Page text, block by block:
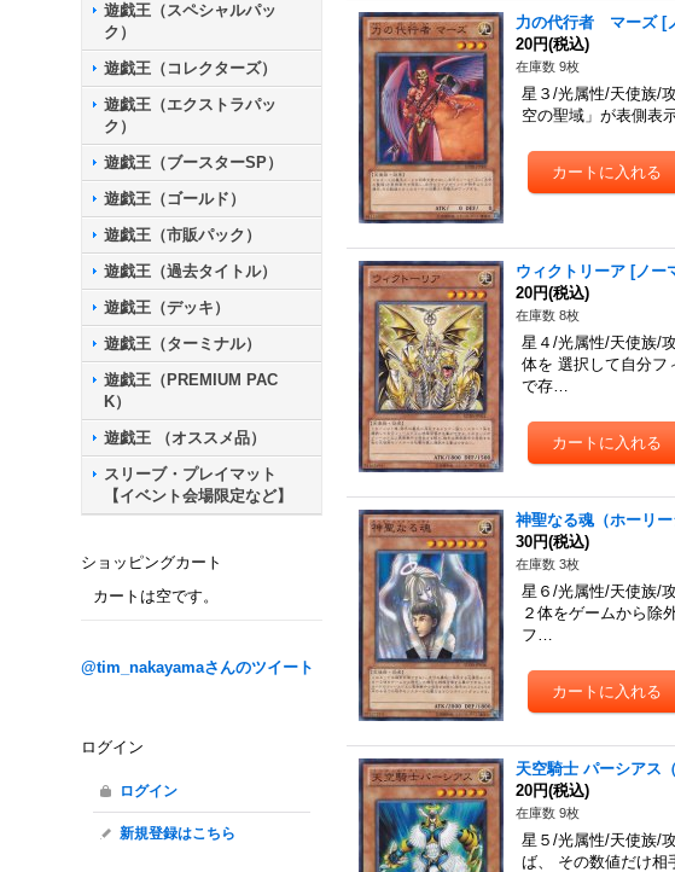
遊戯王（スペシャルパッ
ク）
遊戯王（コレクターズ）
遊戯王（エクストラパッ
ク）
遊戯王（ブースターSP）
遊戯王（ゴールド）
遊戯王（市販パック）
遊戯王（過去タイトル）
遊戯王（デッキ）
遊戯王（ターミナル）
遊戯王（PREMIUM PAC
K）
遊戯王 （オススメ品）
スリーブ・プレイマット
【イベント会場限定など】
ショッピングカート
カートは空です。
@tim_nakayamaさんのツイート
ログイン
ログイン
新規登録はこちら
力の代行者 マーズ [
20円(税込)
在庫数 9枚
星３/光属性/天使族/
空の聖域」が表側表
ウィクトリーア [ノー
20円(税込)
在庫数 8枚
星４/光属性/天使族/
体を 選択して自分フ
で存…
神聖なる魂（ホーリー
30円(税込)
在庫数 3枚
星６/光属性/天使族/
２体をゲームから除
フ…
天空騎士 パーシアス
20円(税込)
在庫数 9枚
星５/光属性/天使族/
ば、 その数値だけ相